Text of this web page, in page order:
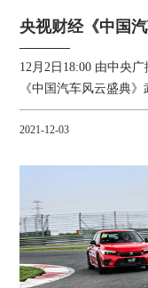
央视财经《中国
12月2日18:00 由中央
《中国汽车风云盛典
2021-12-03